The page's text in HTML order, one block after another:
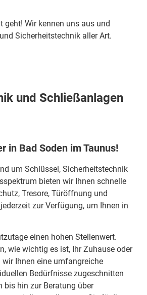
geht! Wir kennen uns aus und
Sicherheitstechnik aller Art.
und Schließanlagen
in Bad Soden im Taunus!
um Schlüssel, Sicherheitstechnik
bieten wir Ihnen schnelle
Tresore, Türöffnung und
zur Verfügung, um Ihnen in
einen hohen Stellenwert.
wie wichtig es ist, Ihr Zuhause oder
wir Ihnen eine umfangreiche
Bedürfnisse zugeschnitten
bis hin zur Beratung über